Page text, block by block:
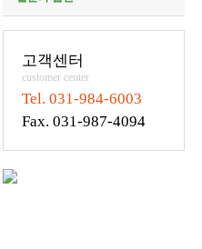
고객센터
customer center
Tel. 031-984-6003
Fax. 031-987-4094